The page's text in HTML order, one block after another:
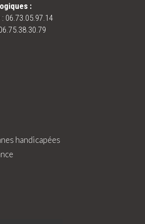
:
06.73.05.97.14
handicapées